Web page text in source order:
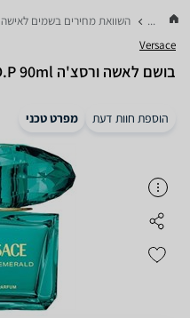
... השוואת מחירים בשמים לאישה
Versace
בושם לאשה ורסצ'ה Crystal Emerald E.D.P 90ml
הוספת חוות דעת מפרט טכני